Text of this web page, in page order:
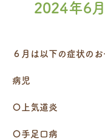
2024年6
６月は以下の症状の
病児
〇上気道炎
〇手足口病